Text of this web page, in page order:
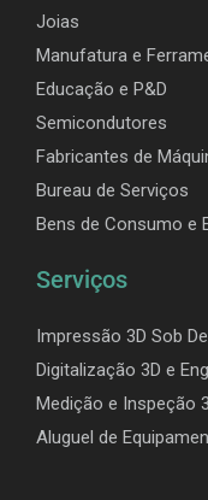
Joias
Manufatura e
Educação e P&D
Semicondutores
Fabricantes de
Bureau de Serviços
Bens de Consumo e
Serviços
Impressão 3D Sob
Digitalização 3D e
Medição e Inspeção
Aluguel de